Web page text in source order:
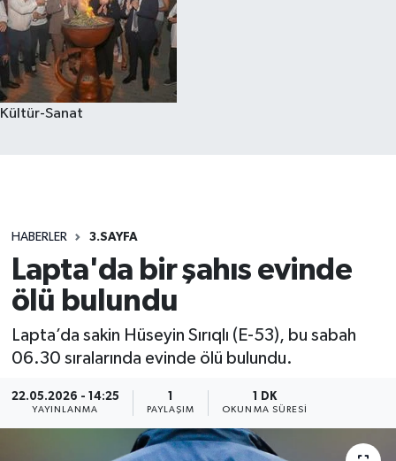
Kültür-Sanat
HABERLER 3.SAYFA
Lapta'da bir şahıs evinde
ölü bulundu
Lapta’da sakin Hüseyin Sırıqlı (E-53), bu sabah
06.30 sıralarında evinde ölü bulundu.
22.05.2026 - 14:25
YAYINLANMA
1
PAYLAŞIM
1 DK
OKUNMA SÜRESI